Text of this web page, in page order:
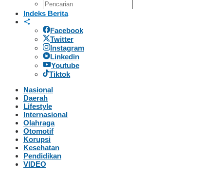
Indeks Berita
Facebook
Twitter
Instagram
Linkedin
Youtube
Tiktok
Nasional
Daerah
Lifestyle
Internasional
Olahraga
Otomotif
Korupsi
Kesehatan
Pendidikan
VIDEO